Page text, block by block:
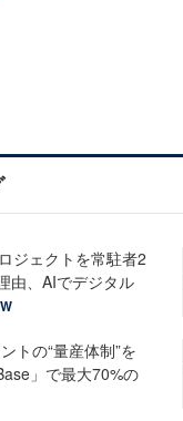
ジェクトを常駐者2
由、AIでデジタル
トの“量産体制”を
」で最大70%の